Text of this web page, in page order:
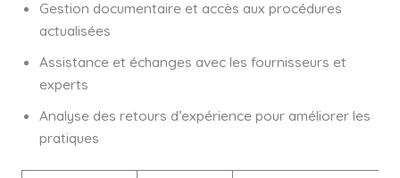
Gestion documentaire et accès aux procédures
actualisées
Assistance et échanges avec les fournisseurs et
experts
Analyse des retours d’expérience pour améliorer les
pratiques